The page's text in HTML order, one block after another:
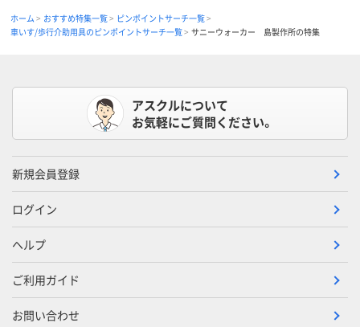
ホーム おすすめ特集一覧
ピンポイントサーチ一覧
車いす/歩行介助用具のピンポイントサーチ一覧
サニーウォーカー 島製作所の特集
アスクルについて
お気軽にご質問ください。
新規会員登録
ログイン
ヘルプ
ご利用ガイド
お問い合わせ